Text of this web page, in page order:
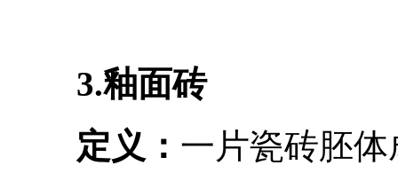
3.釉面砖
定义： 一片瓷砖胚